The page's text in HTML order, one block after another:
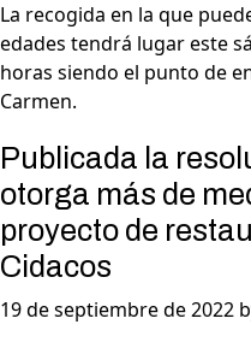
La recogida en la que
edades tendrá lugar este
horas siendo el punto de
Carmen.
Publicada la
otorga más de
proyecto de
Cidacos
19 de septiembre de 2022